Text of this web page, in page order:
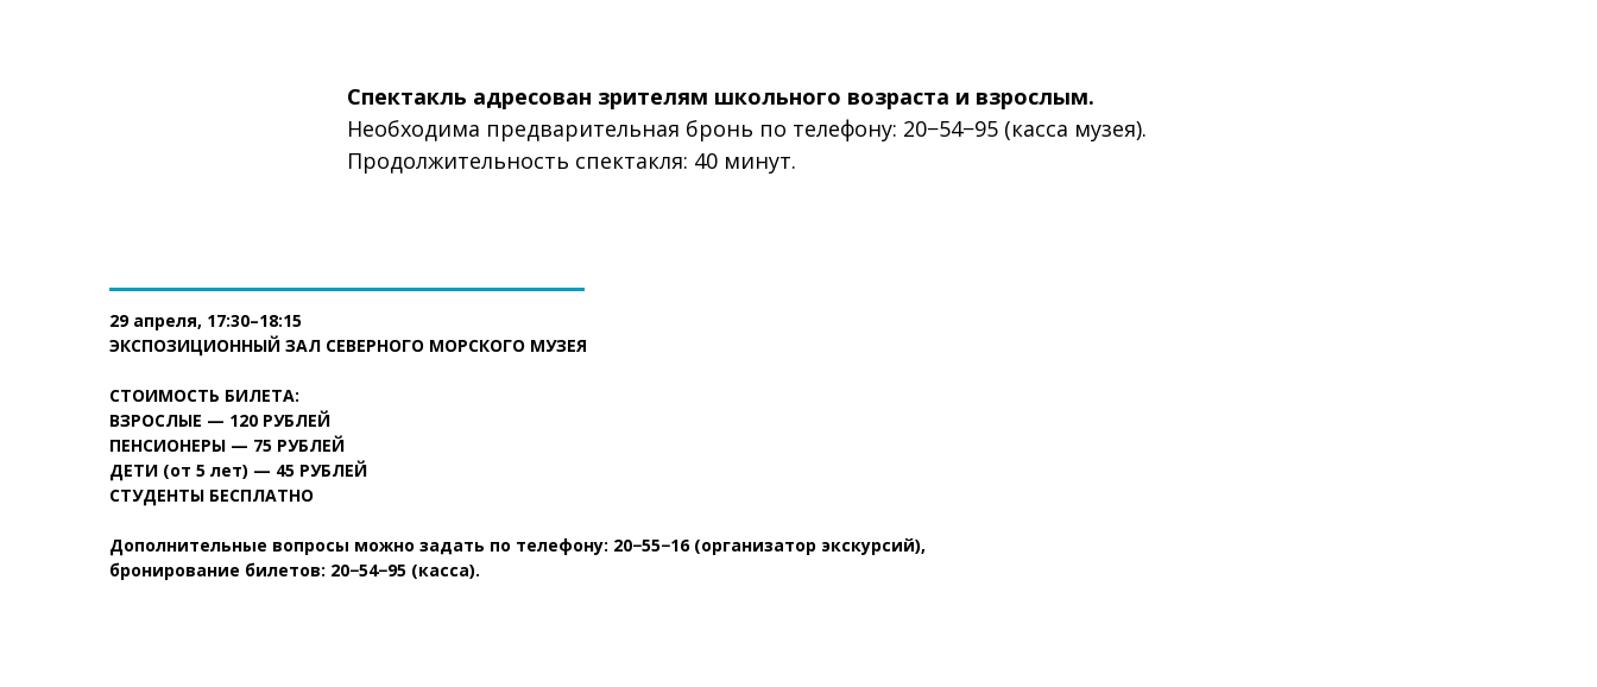
Спектакль адресован зрителям школьного возраста и взрослым.
Необходима предварительная бронь по телефону: 20−54−95 (касса музея).
Продолжительность спектакля: 40 минут.
29 апреля, 17:30–18:15
ЭКСПОЗИЦИОННЫЙ ЗАЛ СЕВЕРНОГО МОРСКОГО МУЗЕЯ
СТОИМОСТЬ БИЛЕТА:
ВЗРОСЛЫЕ — 120 РУБЛЕЙ
ПЕНСИОНЕРЫ — 75 РУБЛЕЙ
ДЕТИ (от 5 лет) — 45 РУБЛЕЙ
СТУДЕНТЫ БЕСПЛАТНО
Дополнительные вопросы можно задать по телефону: 20−55−16 (организатор экскурсий),
бронирование билетов: 20−54−95 (касса).